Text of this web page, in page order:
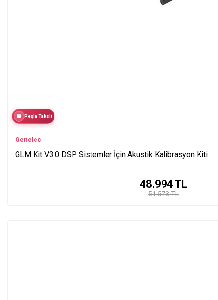
Peşin Taksit
Genelec
GLM Kit V3.0 DSP Sistemler İçin Akustik Kalibrasyon Kiti
51.573 TL
48.994TL